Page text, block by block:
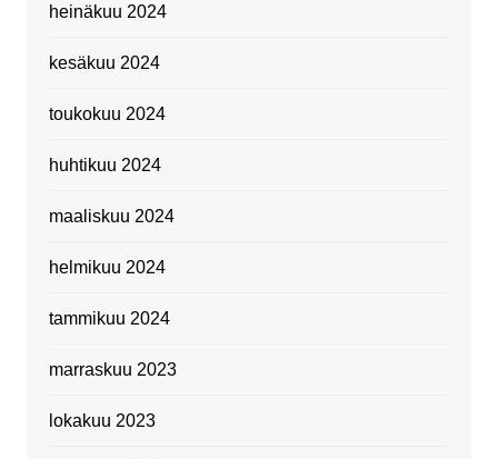
heinäkuu 2024
kesäkuu 2024
toukokuu 2024
huhtikuu 2024
maaliskuu 2024
helmikuu 2024
tammikuu 2024
marraskuu 2023
lokakuu 2023